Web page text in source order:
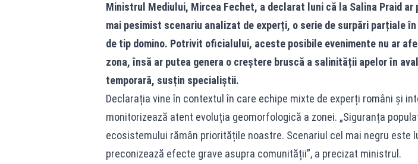
Ministrul Mediului, Mircea Fechet, a declarat luni că la Salina Praid ar
mai pesimist scenariu analizat de experți, o serie de surpări parțiale
de tip domino. Potrivit oficialului, aceste posibile evenimente nu ar
zona, însă ar putea genera o creștere bruscă a salinității apelor în
temporară, susțin specialiștii.
Declarația vine în contextul în care echipe mixte de experți români și
monitorizează atent evoluția geomorfologică a zonei. „Siguranța
ecosistemului rămân prioritățile noastre. Scenariul cel mai negru este
preconizează efecte grave asupra comunității”, a precizat ministrul.